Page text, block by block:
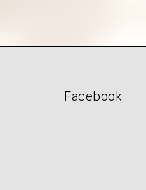
Facebook